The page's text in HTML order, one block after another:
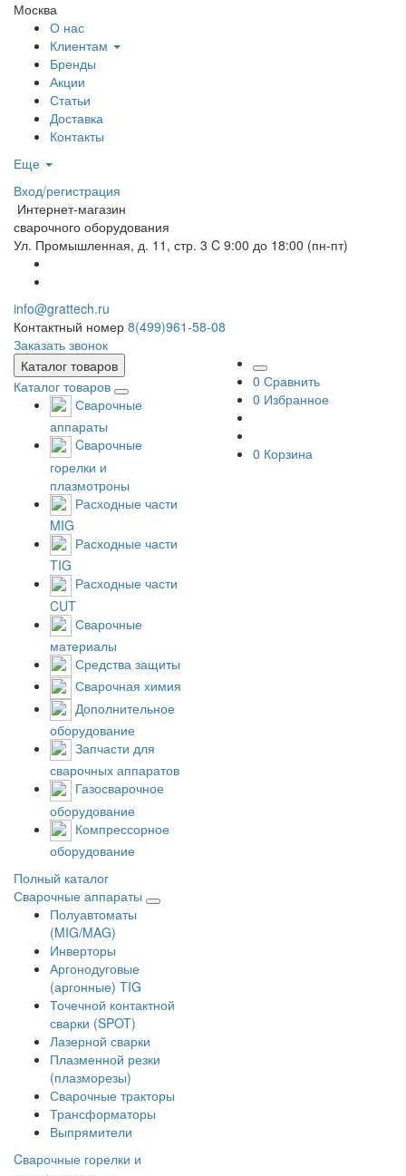
Москва
О нас
Клиентам
Бренды
Акции
Статьи
Доставка
Контакты
Еще
Вход/регистрация
Интернет-магазин
сварочного оборудования
Ул. Промышленная, д. 11, стр. 3 C 9:00 до 18:00 (пн-пт)
info@grattech.ru
Контактный номер 8(499)961-58-08
Заказать звонок
Каталог товаров
Каталог товаров
Сварочные
аппараты
Cварочные
горелки и
плазмотроны
Расходные части
MIG
Расходные части
TIG
Расходные части
CUT
Сварочные
материалы
Средства защиты
Сварочная химия
Дополнительное
оборудование
Запчасти для
сварочных аппаратов
Газосварочное
оборудование
Компрессорное
оборудование
Полный каталог
Сварочные аппараты
Полуавтоматы
(MIG/MAG)
Инверторы
Аргонодуговые
(аргонные) TIG
Точечной контактной
сварки (SPOT)
Лазерной сварки
Плазменной резки
(плазморезы)
Сварочные тракторы
Трансформаторы
Выпрямители
Cварочные горелки и
0 Сравнить
0 Избранное
0 Корзина